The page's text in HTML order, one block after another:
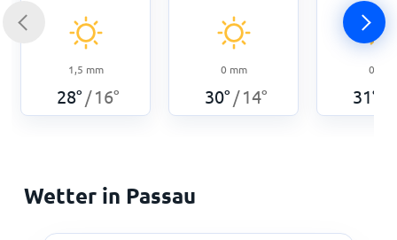
1,5 mm
28° / 16°
0 mm
30° / 14°
0
31°
Wetter in Passau